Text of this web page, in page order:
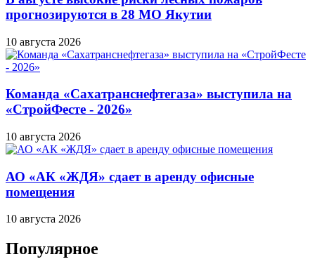
прогнозируются в 28 МО Якутии
10 августа 2026
Команда «Сахатранснефтегаза» выступила на
«СтройФесте - 2026»
10 августа 2026
АО «АК «ЖДЯ» сдает в аренду офисные
помещения
10 августа 2026
Популярное